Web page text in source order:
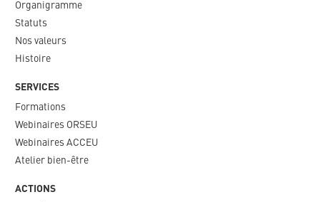
Organigramme​
Statuts
Nos valeurs​
Histoire
SERVICES
Formations
Webinaires ORSEU​
Webinaires ACCEU
Atelier bien-être
ACTIONS